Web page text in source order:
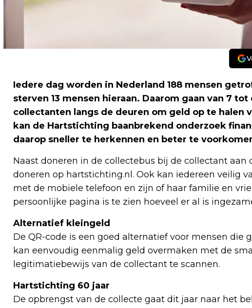
Iedere dag worden in Nederland 188 mensen
sterven 13 mensen hieraan. Daarom gaan van 7
collectanten langs de deuren om geld op te halen
kan de Hartstichting baanbrekend onderzoek
daarop sneller te herkennen en beter te
Naast doneren in de collectebus bij de collectant
doneren op hartstichting.nl. Ook kan iedereen veilig
met de mobiele telefoon en zijn of haar familie en
persoonlijke pagina is te zien hoeveel er al is
Alternatief kleingeld
De QR-code is een goed alternatief voor mensen die
kan eenvoudig eenmalig geld overmaken met de
legitimatiebewijs van de collectant te scannen.
Hartstichting 60 jaar
De opbrengst van de collecte gaat dit jaar naar het